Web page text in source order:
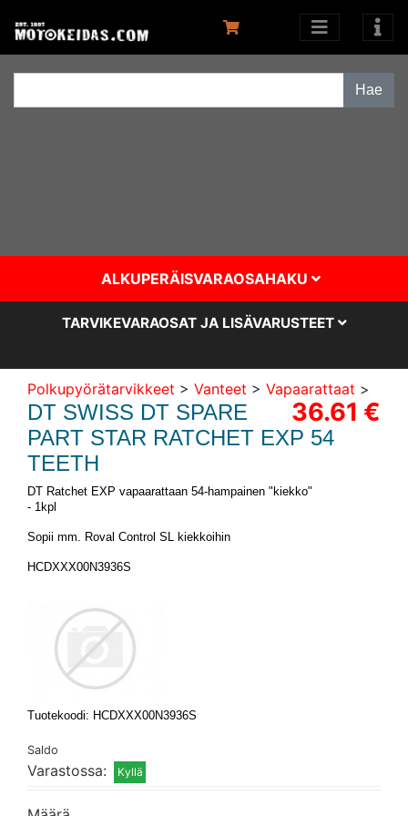
ALKUPERÄISVARAOSAHAKU
TARVIKEVARAOSAT JA LISÄVARUSTEET
Polkupyörätarvikkeet > Vanteet > Vapaarattaat >
36.61 €
DT SWISS DT SPARE
PART STAR RATCHET EXP 54
TEETH
DT Ratchet EXP vapaarattaan 54-hampainen "kiekko"
- 1kpl
Sopii mm. Roval Control SL kiekkoihin
HCDXXX00N3936S
Tuotekoodi: HCDXXX00N3936S
Saldo
Varastossa: